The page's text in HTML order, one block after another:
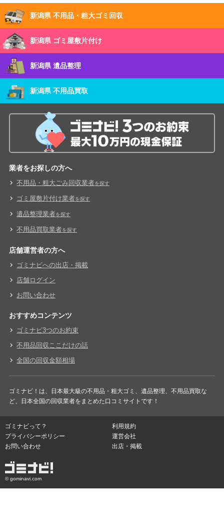
新潟県 不用品・粗大ゴミ回収
新潟県 ゴミ屋敷片付け
新潟県 遺品整理
新潟県 不用品買取
業者をお探しの方へ
不用品・粗大ごみ回収業者を探す
ゴミ屋敷片付け業者を探す
遺品整理業者を探す
不用品買取業者を探す
店舗運営者の方へ
ゴミナビへの出店・掲載
店舗ログイン
お問い合わせ
おすすめコンテンツ
ゴミナビ3つのお約束
不用品回収ここだけの話
全国の回収金額相場
ゴミナビ！は、日本最大級の不用品・粗大ゴミ、遺品整理、不用品買取な
ど、日本全国の回収業者をまとめた口コミサイトです！
ゴミナビって？
利用規約
プライバシーポリシー
運営会社
お問い合わせ
出店・掲載
© gominavi.com